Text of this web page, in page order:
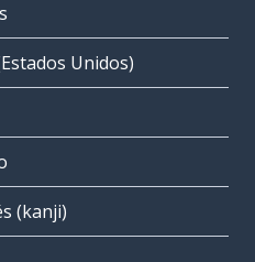
Unidos)
(kanji)